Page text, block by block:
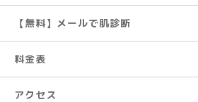
【無料】メールで肌診断
料金表
アクセス